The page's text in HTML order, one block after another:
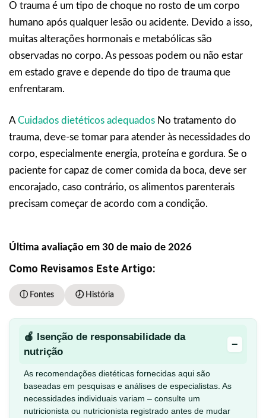
O trauma é um tipo de choque no rosto de um corpo
humano após qualquer lesão ou acidente. Devido a isso,
muitas alterações hormonais e metabólicas são
observadas no corpo. As pessoas podem ou não estar
em estado grave e depende do tipo de trauma que
enfrentaram.
A Cuidados dietéticos adequados No tratamento do
trauma, deve-se tomar para atender às necessidades do
corpo, especialmente energia, proteína e gordura. Se o
paciente for capaz de comer comida da boca, deve ser
encorajado, caso contrário, os alimentos parenterais
precisam começar de acordo com a condição.
Última avaliação em 30 de maio de 2026
Como Revisamos Este Artigo:
ⓘ Fontes 🕖 História
🍎 Isenção de responsabilidade da
nutrição
−
As recomendações dietéticas fornecidas aqui são
baseadas em pesquisas e análises de especialistas. As
necessidades individuais variam – consulte um
nutricionista ou nutricionista registrado antes de mudar